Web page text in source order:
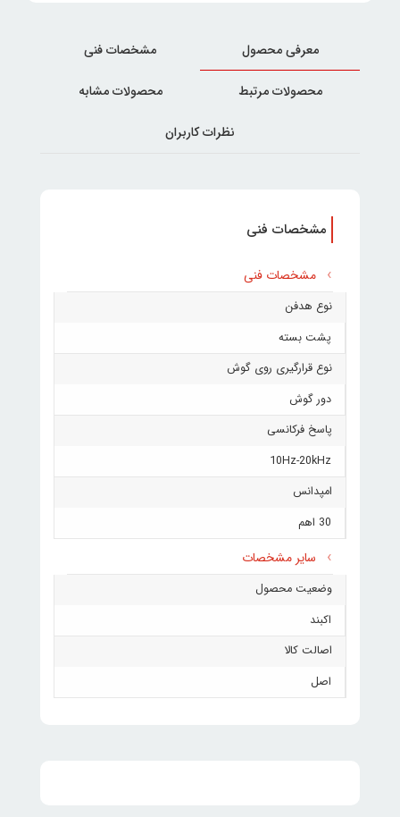
معرفی محصول مشخصات فنی
محصولات مرتبط محصولات مشابه
نظرات کاربران
مشخصات فنی
مشخصات فنی
نوع هدفن
پشت بسته
نوع قرارگیری روی گوش
دور گوش
پاسخ فرکانسی
10Hz-20kHz
امپدانس
30 اهم
سایر مشخصات
وضعیت محصول
اکبند
اصالت کالا
اصل